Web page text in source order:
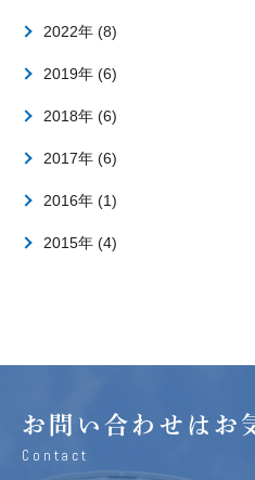
2022年 (8)
2019年 (6)
2018年 (6)
2017年 (6)
2016年 (1)
2015年 (4)
お問い合わせはお
Contact